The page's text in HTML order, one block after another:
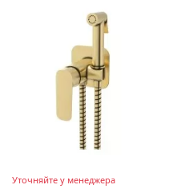
Уточняйте у менеджера